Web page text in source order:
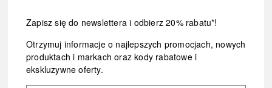
Zapisz się do newslettera i odbierz 20% rabatu*!
Otrzymuj informacje o najlepszych promocjach, nowych
produktach i markach oraz kody rabatowe i
ekskluzywne oferty.